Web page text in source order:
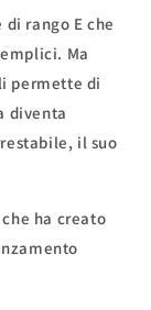
rango E che
Ma
permette di
diventa
il suo
che ha creato